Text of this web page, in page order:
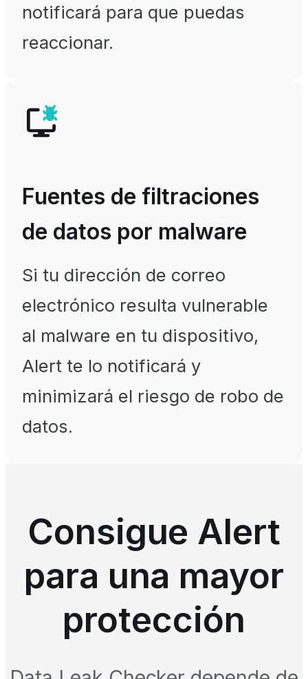
notificará para que puedas
reaccionar.
Fuentes de filtraciones
de datos por malware
Si tu dirección de correo
electrónico resulta vulnerable
al malware en tu dispositivo,
Alert te lo notificará y
minimizará el riesgo de robo de
datos.
Consigue Alert
para una mayor
protección